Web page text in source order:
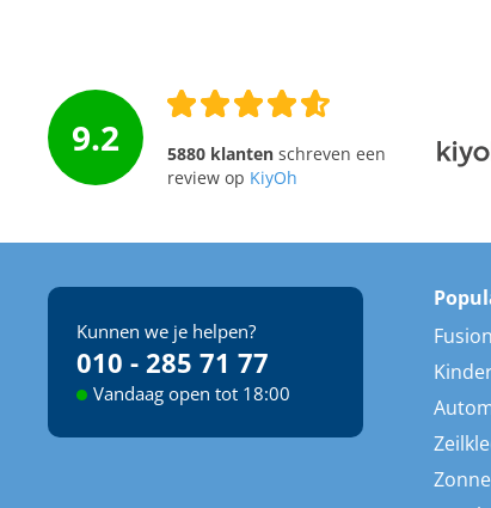
9.2 5880 klantenschreven een
review op KiyOh
Kunnen we je helpen?
010 - 285 71 77
Vandaag open tot 18:00